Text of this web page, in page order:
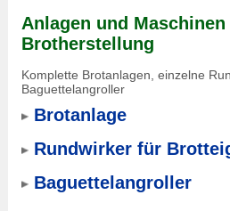
Anlagen und Maschinen
Brotherstellung
Komplette Brotanlagen, einzelne
Baguettelangroller
Brotanlage
Rundwirker für
Baguettelangroller